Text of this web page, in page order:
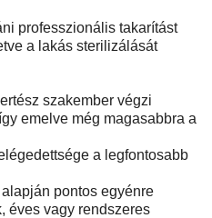
professzionális takarítást
a lakás sterilizálását
szakember végzi
emelve még magasabbra a
a legfontosabb
pontos egyénre
éves vagy rendszeres